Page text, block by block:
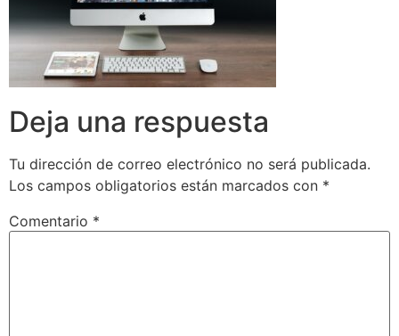
Deja una respuesta
Tu dirección de correo electrónico no será publicada.
Los campos obligatorios están marcados con *
Comentario *